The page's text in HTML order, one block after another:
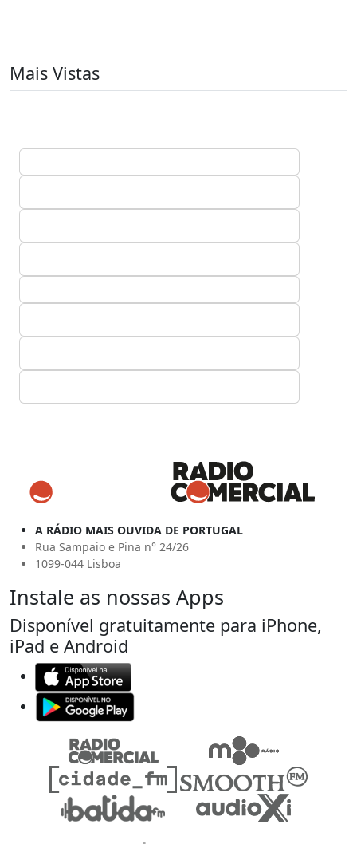
Mais Vistas
A RÁDIO MAIS OUVIDA DE PORTUGAL
Rua Sampaio e Pina n° 24/26
1099-044 Lisboa
Instale as nossas Apps
Disponível gratuitamente para iPhone,
iPad e Android